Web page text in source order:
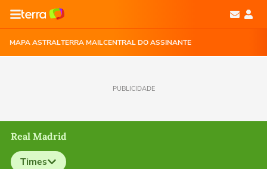
MAPA ASTRALTERRA MAILCENTRAL DO ASSINANTE
PUBLICIDADE
Real Madrid
Times